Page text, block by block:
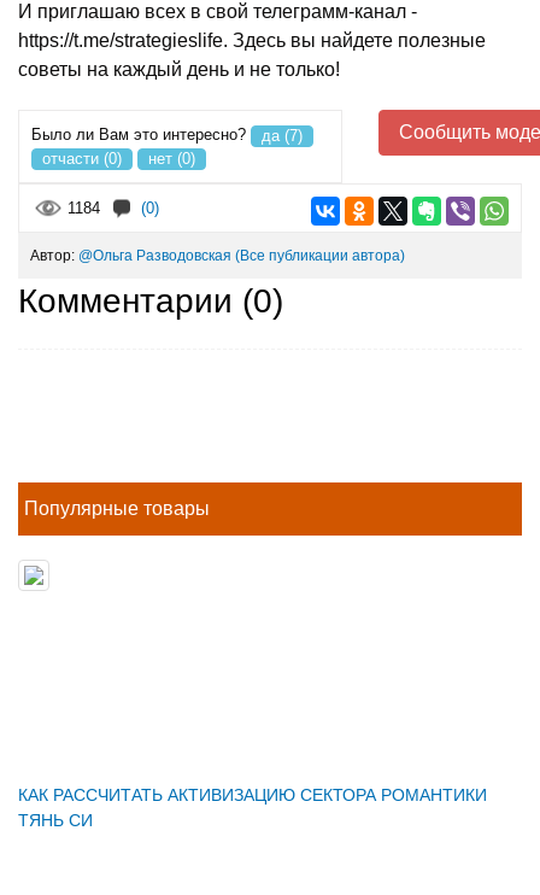
И приглашаю всех в свой телеграмм-канал -
https://t.me/strategieslife. Здесь вы найдете полезные
советы на каждый день и не только!
Было ли Вам это интересно?
да (7)
отчасти (0)
нет (0)
Сообщить
1184 (0)
Автор: @Ольга Разводовская (Все публикации автора)
Комментарии (0)
Популярные товары
КАК РАССЧИТАТЬ АКТИВИЗАЦИЮ СЕКТОРА РОМАНТИКИ
ТЯНЬ СИ